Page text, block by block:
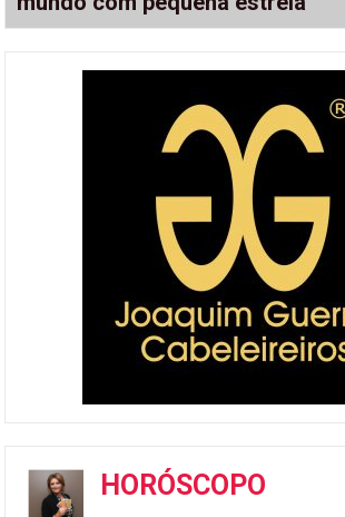
HORÓSCOPO